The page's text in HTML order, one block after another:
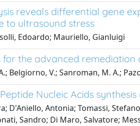
reveals differential gene
to ultrasound stress
Edoardo; Mauriello, Gianluigi
for the advanced
Belgiorno, V.; Sanroman, M. A.;
Nucleic Acids synthesis
D'Aniello, Antonia; Tomassi,
Sandro; Di Maro, Salvatore;